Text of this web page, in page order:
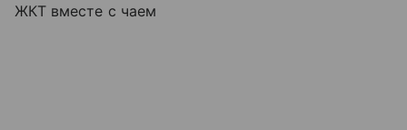
ЖКТ вместе с чаем